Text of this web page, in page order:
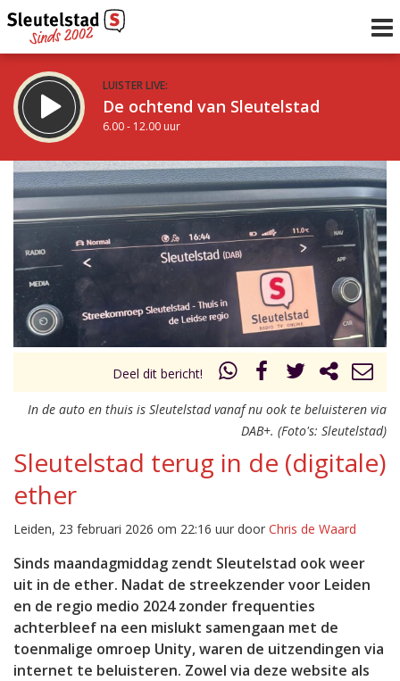
LUISTER LIVE:
De ochtend van Sleutelstad
6.00 - 12.00 uur
STRAKS:
De middag van Sleutelstad
12.00 - 18.00 uur
Vorig uur
uur 1 van 0 Volgend uur
Deel dit bericht!
In de auto en thuis is Sleutelstad vanaf nu ook te beluisteren via
DAB+. (Foto's: Sleutelstad)
Sleutelstad terug in de (digitale)
ether
Leiden, 23 februari 2026 om 22:16 uur door Chris de Waard
Sinds maandagmiddag zendt Sleutelstad ook weer
uit in de ether. Nadat de streekzender voor Leiden
en de regio medio 2024 zonder frequenties
achterbleef na een mislukt samengaan met de
toenmalige omroep Unity, waren de uitzendingen via
internet te beluisteren. Zowel via deze website als